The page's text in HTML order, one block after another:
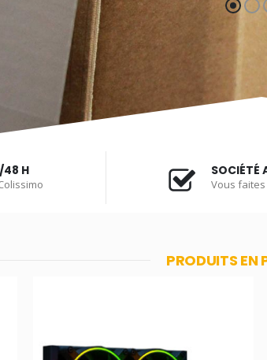
48 H SOCIÉTÉ
Vous faites
PRODUITS EN